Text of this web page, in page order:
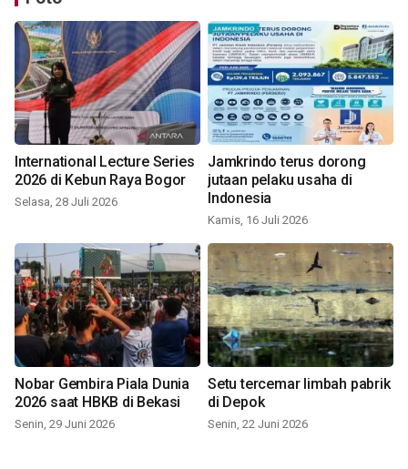
International Lecture Series
2026 di Kebun Raya Bogor
Selasa, 28 Juli 2026
Jamkrindo terus dorong
jutaan pelaku usaha di
Indonesia
Kamis, 16 Juli 2026
Nobar Gembira Piala Dunia
2026 saat HBKB di Bekasi
Senin, 29 Juni 2026
Setu tercemar limbah pabrik
di Depok
Senin, 22 Juni 2026